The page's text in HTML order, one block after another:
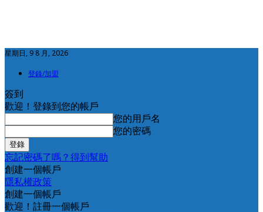
星期日, 9 8 月, 2026
登錄/加盟
簽到
歡迎！登錄到您的帳戶
您的用戶名
您的密碼
忘記密碼了嗎？得到幫助
創建一個帳戶
隱私權政策
創建一個帳戶
歡迎！註冊一個帳戶